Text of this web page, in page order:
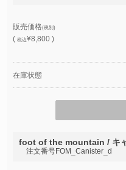
販売価格(税別)
(税込¥8,800 )
在庫状態
foot of the mountain / キ
注文番号FOM_Canister_d